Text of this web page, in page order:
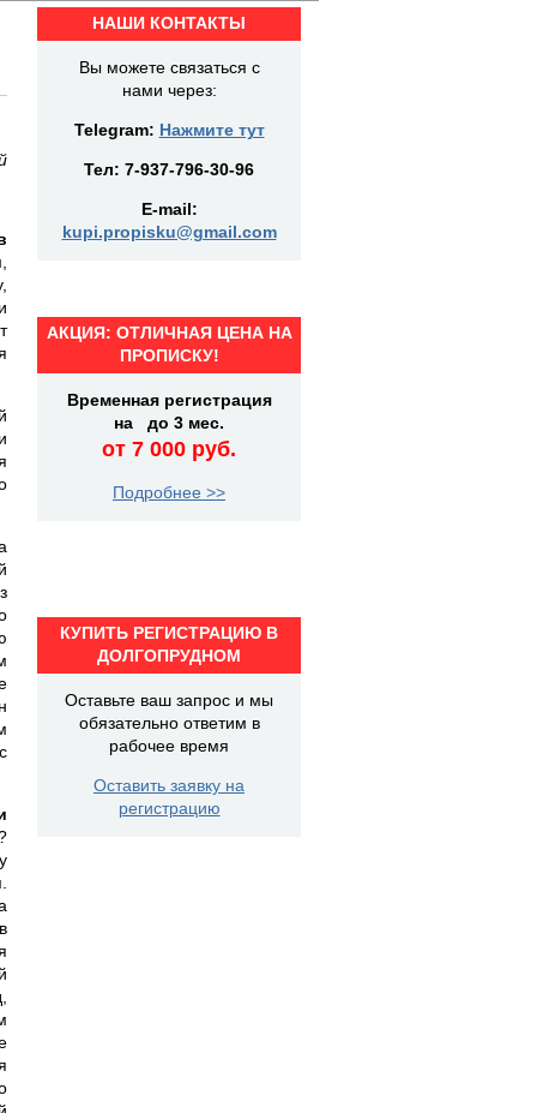
НАШИ КОНТАКТЫ
Вы можете связаться с
нами через:
Telegram: Нажмите тут
Тел: 7-937-796-30-96
E-mail:
kupi.propisku@gmail.com
АКЦИЯ: ОТЛИЧНАЯ ЦЕНА НА
ПРОПИСКУ!
Временная регистрация
на до 3 мес.
от 7 000 руб.
Подробнее >>
КУПИТЬ РЕГИСТРАЦИЮ В
ДОЛГОПРУДНОМ
Оставьте ваш запрос и мы
обязательно ответим в
рабочее время
Оставить заявку на
регистрацию